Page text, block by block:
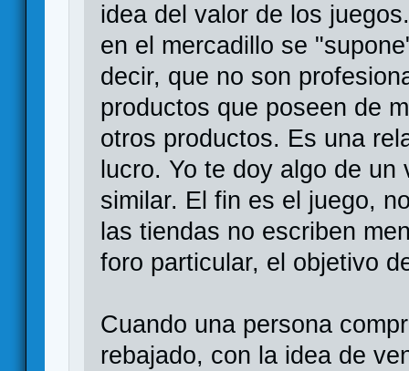
idea del valor de los
en el mercadillo se
decir, que no son
productos que poseen de
otros productos. Es una
lucro. Yo te doy algo de
similar. El fin es el juego,
las tiendas no escriben
foro particular, el objetivo
Cuando una persona
rebajado, con la idea de